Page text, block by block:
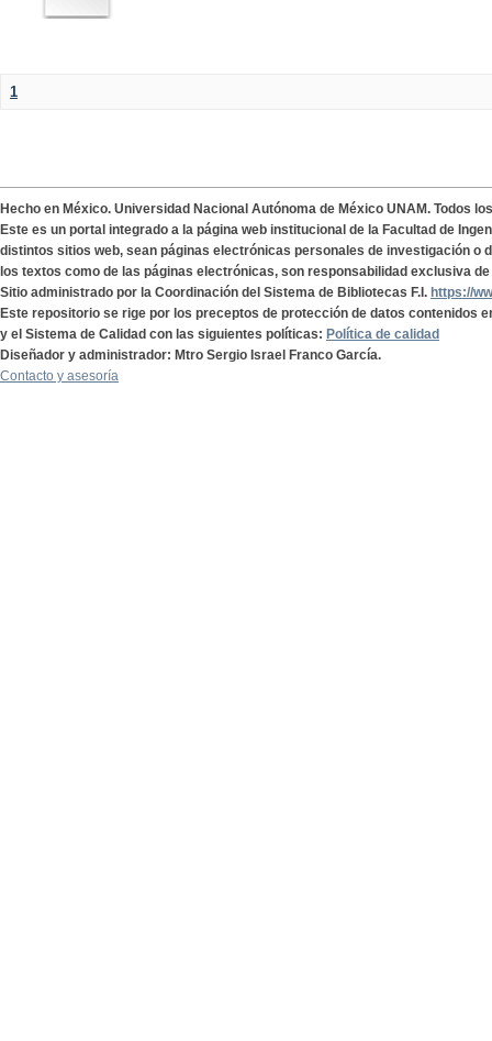
1
Hecho en México. Universidad Nacional Autónoma de México UNAM. Todos
Este es un portal integrado a la página web institucional de la Facultad de
distintos sitios web, sean páginas electrónicas personales de investigación o
los textos como de las páginas electrónicas, son responsabilidad exclusiva
Sitio administrado por la Coordinación del Sistema de Bibliotecas F.I. https://
Este repositorio se rige por los preceptos de protección de datos contenidos
y el Sistema de Calidad con las siguientes políticas: Política de calidad
Diseñador y administrador: Mtro Sergio Israel Franco García.
Contacto y asesoría